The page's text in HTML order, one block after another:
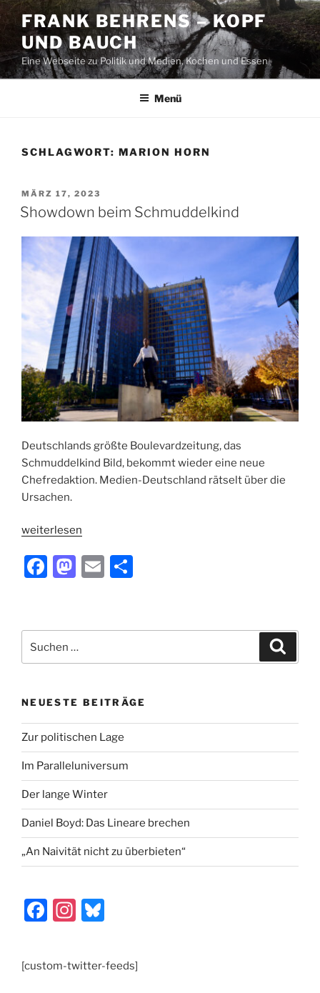
Zum
Inhalt
springen
FRANK BEHRENS – KOPF
UND BAUCH
Eine Webseite zu Politik und Medien, Kochen und Essen
Menü
SCHLAGWORT: MARION HORN
VERÖFFENTLICHT
AM
MÄRZ 17, 2023
Showdown beim Schmuddelkind
Deutschlands größte Boulevardzeitung, das
Schmuddelkind Bild, bekommt wieder eine neue
Chefredaktion. Medien-Deutschland rätselt über die
Ursachen.
„Showdown
Schmuddelkind“
weiterlesen
F
e
b
o
k
M
o
d
n
E
l
n
nach:
NEUESTE BEITRÄGE
Zur politischen Lage
Im Paralleluniversum
Der lange Winter
Daniel Boyd: Das Lineare brechen
„An Naivität nicht zu überbieten“
F
e
In
a
gr
e
s
[custom-twitter-feeds]